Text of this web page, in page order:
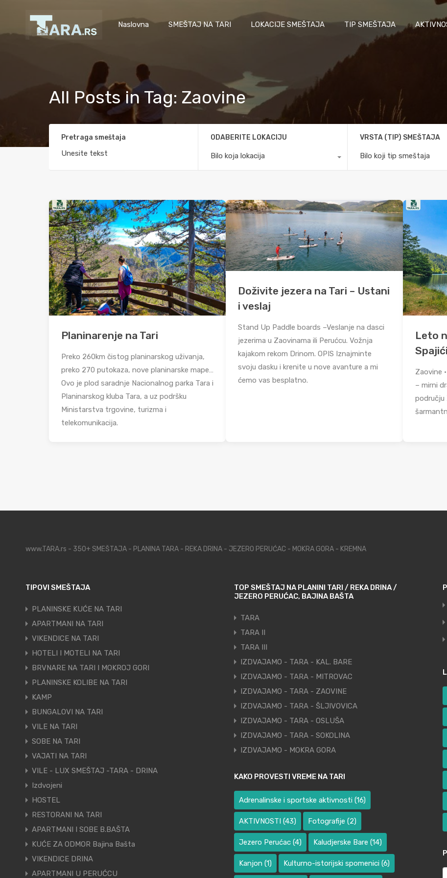
Naslovna SMEŠTAJ NA TARI LOKACIJE SMEŠTAJA TIP SMEŠTAJA
All Posts in Tag: Zaovine
Pretraga smeštaja ODABERITE LOKACIJU
Bilo koja lokacija
VRSTA (TIP) SMEŠTAJA
Bilo koji tip smeštaja
Planinarenje na Tari
Preko 260km čistog planinarskog uživanja,
preko 270 putokaza, nove planinarske mape…
Ovo je plod saradnje Nacionalnog parka Tara i
Planinarskog kluba Tara, a uz podršku
Ministarstva trgovine, turizma i
telekomunikacija.
Doživite jezera na Tari – Ustani
i veslaj
Stand Up Paddle boards –Veslanje na dasci
jezerima u Zaovinama ili Perućcu. Vožnja
kajakom rekom Drinom. OPIS Iznajminte
svoju dasku i krenite u nove avanture a mi
ćemo vas besplatno.
Leto
Zaovine
– mirni
području
www.TARA.rs - 350+ SMEŠTAJA - PLANINA TARA - REKA DRINA - JEZERO PERUĆAC - MOKRA GORA - KREMNA
TIPOVI SMEŠTAJA
PLANINSKE KUĆE NA TARI
APARTMANI NA TARI
VIKENDICE NA TARI
HOTELI I MOTELI NA TARI
BRVNARE NA TARI I MOKROJ GORI
PLANINSKE KOLIBE NA TARI
KAMP
BUNGALOVI NA TARI
VILE NA TARI
SOBE NA TARI
VAJATI NA TARI
VILE - LUX SMEŠTAJ -TARA - DRINA
Izdvojeni
HOSTEL
RESTORANI NA TARI
APARTMANI I SOBE B.BAŠTA
KUĆE ZA ODMOR Bajina Bašta
VIKENDICE DRINA
APARTMANI U PERUĆCU
TOP SMEŠTAJ NA PLANINI TARI / REKA DRINA /
JEZERO PERUĆAC, BAJINA BAŠTA
TARA
TARA II
TARA III
IZDVAJAMO - TARA - KAL. BARE
IZDVAJAMO - TARA - MITROVAC
IZDVAJAMO - TARA - ZAOVINE
IZDVAJAMO - TARA - ŠLJIVOVICA
IZDVAJAMO - TARA - OSLUŠA
IZDVAJAMO - TARA - SOKOLINA
IZDVAJAMO - MOKRA GORA
KAKO PROVESTI VREME NA TARI
Adrenalinske i sportske aktivnosti (16)
AKTIVNOSTI (43) Fotografije (2)
Jezero Perućac (4) Kaludjerske Bare (14)
Kanjon (1) Kulturno-istorijski spomenici (6)